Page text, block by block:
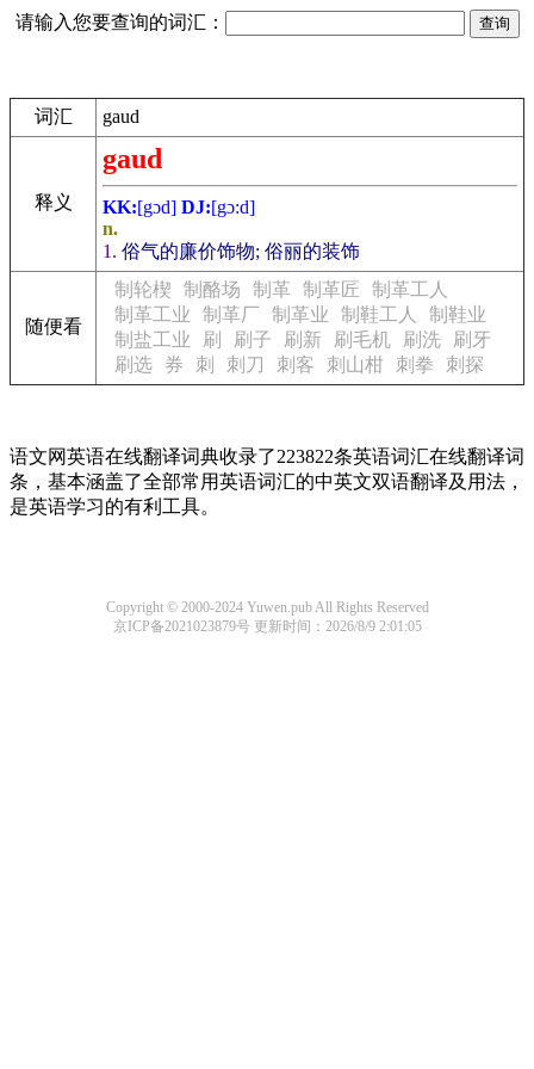
请输入您要查询的词汇：
词汇 gaud
释义
gaud
KK:[gɔd] DJ:[gɔ:d]
n.
1. 俗气的廉价饰物; 俗丽的装饰
随便看
制轮楔 制酪场 制革 制革匠
制革工人
制革工业
制革厂 制革业 制鞋工人
制鞋业
制盐工业
刷 刷子 刷新 刷毛机 刷洗
刷牙
刷选
券 刺 刺刀 刺客 刺山柑 刺拳 刺探
语文网英语在线翻译词典收录了223822条英语词汇在线翻译词
条，基本涵盖了全部常用英语词汇的中英文双语翻译及用法，
是英语学习的有利工具。
Copyright © 2000-2024 Yuwen.pub All Rights Reserved
京ICP备2021023879号更新时间：2026/8/9 2:01:05